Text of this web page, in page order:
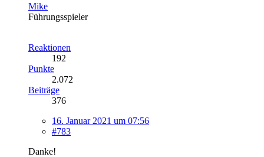
Mike
Führungsspieler
Reaktionen
192
Punkte
2.072
Beiträge
376
16. Januar 2021 um 07:56
#783
Danke!